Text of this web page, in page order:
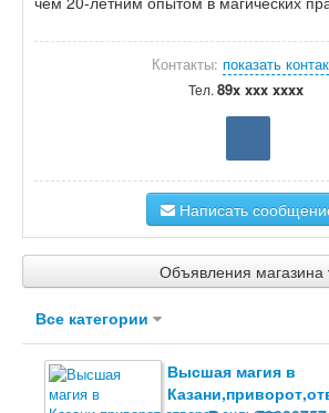
Контакты: показать
Тел. 89x xxx xxxx
Написать
Объявления магазина
Все категории
Высшая магия в